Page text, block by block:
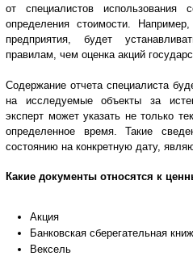
от специалистов использования
определения стоимости.
предприятия, будет
правилам, чем оценка акций
Содержание отчета специалиста
на исследуемые объекты за
эксперт может указать не только
определенное время. Такие
состоянию на конкретную дату,
Какие документы относятся к
Акция
Банковская сберегательная
Вексель